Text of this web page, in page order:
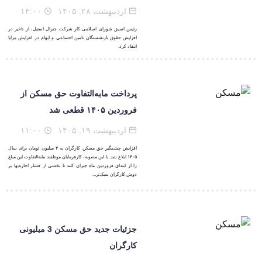
اردیبهشت ۲۸, ۱۴۰۵
رئیس اسبق شورای اسلامی کار شرکت جنرال استیل، از تاخیر در
افزایش حقوق بازنشستگان تامین اجتماعی و ابهام در افزایش مزایا
انتقاد کرد.
پرداخت مابه‌التفاوت حق مسکن از
فروردین ۱۴۰۵ قطعی شد
اردیبهشت ۱۹, ۱۴۰۵
افزایش چشمگیر حق مسکن کارگران به ۳ میلیون تومان برای سال
۱۴۰۵ ابلاغ شد. با این مصوبه، کارفرمایان موظفند مابه‌التفاوت این مبلغ
را از ابتدای فروردین ماه جبران کنند تا بخشی از فشار اجاره‌بها بر
دوش کارگران سبک‌تر...
جزئیات جدید حق مسکن 3 میلیونی
کارگران